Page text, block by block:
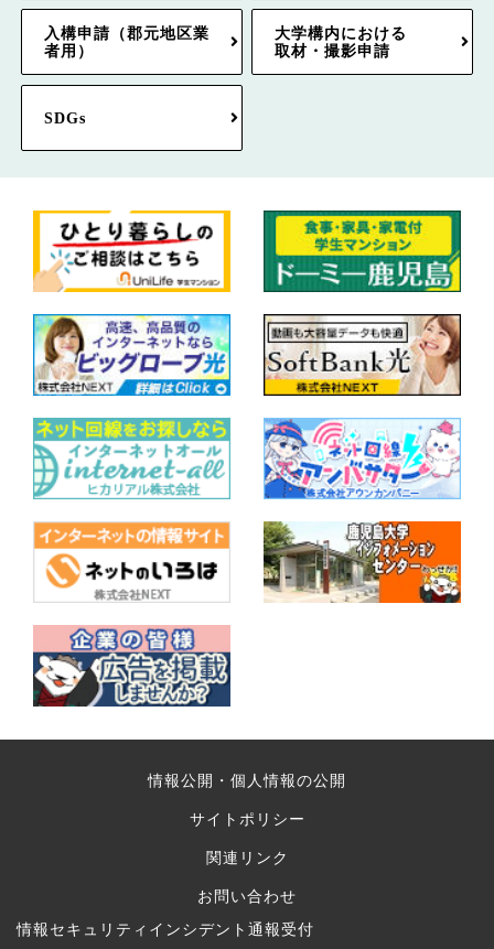
入構申請（郡元地区業
者用）
大学構内における
取材・撮影申請
SDGs
情報公開・個人情報の公開
サイトポリシー
関連リンク
お問い合わせ
情報セキュリティインシデント通報受付